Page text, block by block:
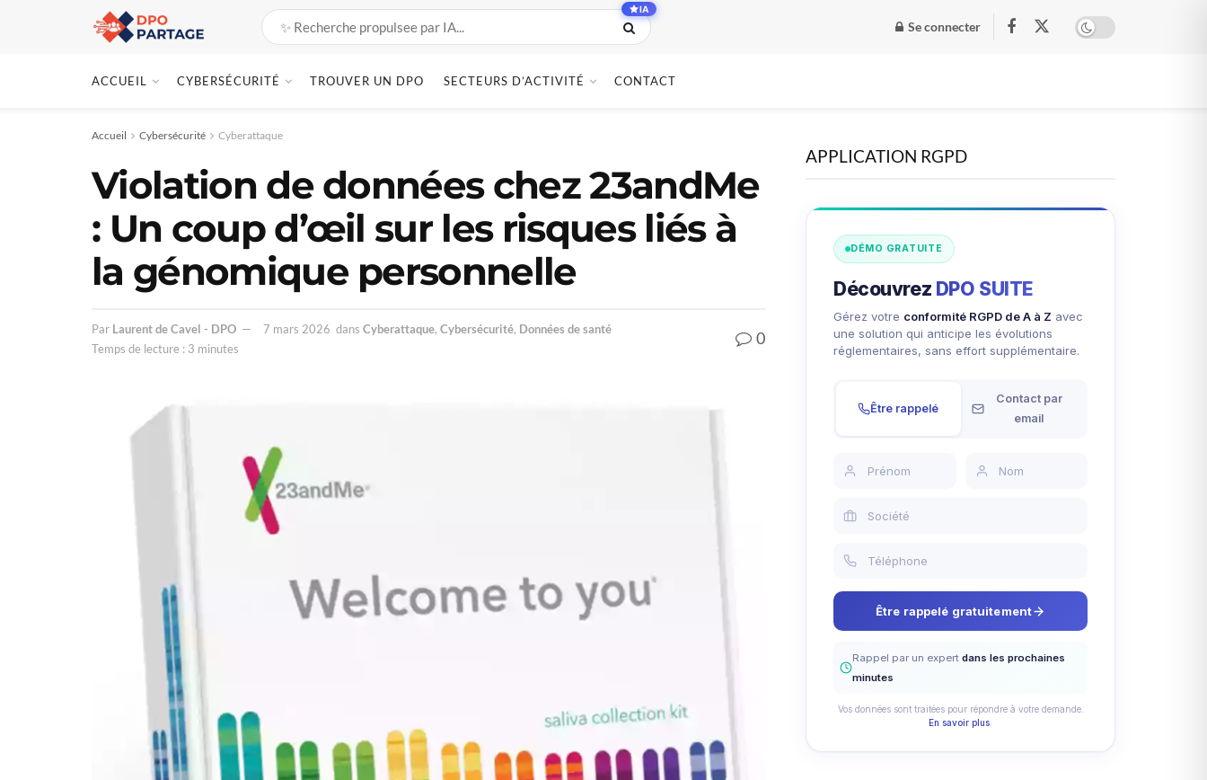
IA
Se connecter
ACCUEIL CYBERSÉCURITÉ TROUVER UN DPO SECTEURS D’ACTIVITÉ CONTACT
Accueil Cybersécurité Cyberattaque
Violation de données chez 23andMe
: Un coup d’œil sur les risques liés à
la génomique personnelle
Par Laurent de Cavel - DPO 7 mars 2026 dans Cyberattaque, Cybersécurité, Données de santé
Temps de lecture : 3 minutes
0
APPLICATION RGPD
DÉMO GRATUITE
Découvrez DPO SUITE
Gérez votre conformité RGPD de A à Z avec
une solution qui anticipe les évolutions
réglementaires, sans effort supplémentaire.
Être rappelé
Contact par
email
Être rappelé gratuitement
Rappel par un expert dans les prochaines
minutes
Vos données sont traitées pour répondre à votre demande.
En savoir plus